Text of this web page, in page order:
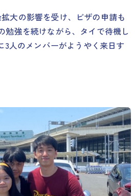
大の影響を受け、ビザの申請も
勉強を続けながら、タイで待機し
3人のメンバーがようやく来日す